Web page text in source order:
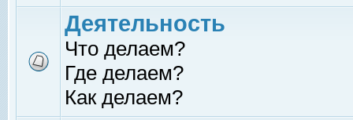
Деятельность
Что делаем?
Где делаем?
Как делаем?